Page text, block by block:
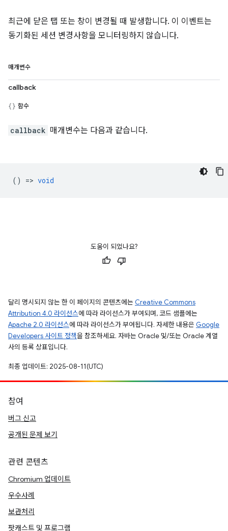
최근에 닫은 탭 또는 창이 변경될 때 발생합니다. 이 이벤트는
동기화된 세션 변경사항을 모니터링하지 않습니다.
매개변수
callback
함수
callback 매개변수는 다음과 같습니다.
() => void
도움이 되었나요?
달리 명시되지 않는 한 이 페이지의 콘텐츠에는 Creative Commons
Attribution 4.0 라이선스에 따라 라이선스가 부여되며, 코드 샘플에는
Apache 2.0 라이선스에 따라 라이선스가 부여됩니다. 자세한 내용은 Google
Developers 사이트 정책을 참조하세요. 자바는 Oracle 및/또는 Oracle 계열
사의 등록 상표입니다.
최종 업데이트: 2025-08-11(UTC)
참여
버그 신고
공개된 문제 보기
관련 콘텐츠
Chromium 업데이트
우수사례
보관처리
팟캐스트 및 프로그램